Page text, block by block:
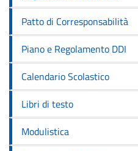
Patto di Corresponsabilità
Piano e Regolamento DDI
Calendario Scolastico
Libri di testo
Modulistica